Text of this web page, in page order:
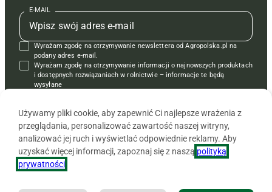
Kontakt
Regulamin
Polityka prywatności
Redakcja
Kontakt
Reklama
Reklama
Kontakt
Krzyżówki
Książki
Regulamin
E-MAIL
Wyrażam zgodę na otrzymywanie newslettera od Agropolska.pl na
podany adres e-mail.
Wyrażam zgodę na otrzymywanie informacji o najnowszych produktach
i dostępnych rozwiązaniach w rolnictwie – informacje te będą
wysyłane
Używamy pliki cookie, aby zapewnić Ci najlepsze wrażenia z
przeglądania, personalizować zawartość naszej witryny,
analizować jej ruch i wyświetlać odpowiednie reklamy. Aby
uzyskać więcej informacji, zapoznaj się z naszą polityką
prywatności